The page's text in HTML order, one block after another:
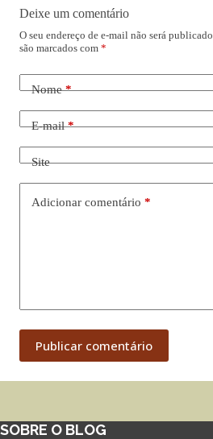
Deixe um comentário
O seu endereço de e-mail não será publicado.
são marcados com *
Nome*
E-mail*
Site
Adicionar comentário *
Publicar comentário
SOBRE O BLOG